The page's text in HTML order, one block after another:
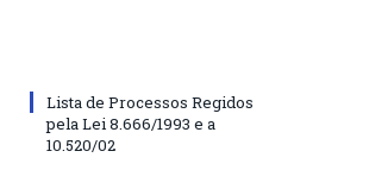
Lista de Processos Regidos
pela Lei 8.666/1993 e a
10.520/02